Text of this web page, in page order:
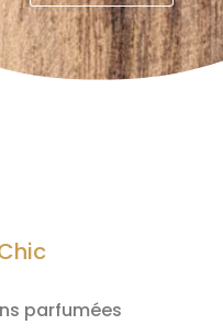
parfumées